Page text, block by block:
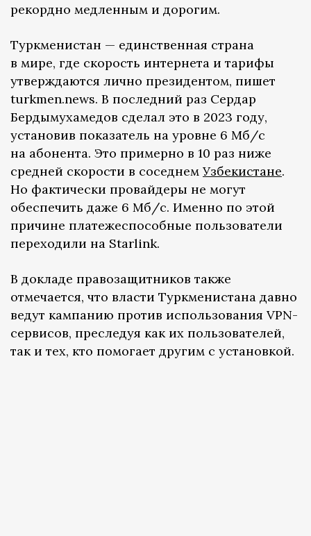
рекордно медленным и дорогим.
Туркменистан — единственная страна
в мире, где скорость интернета и тарифы
утверждаются лично президентом, пишет
turkmen.news. В последний раз Сердар
Бердымухамедов сделал это в 2023 году,
установив показатель на уровне 6 Мб/с
на абонента. Это примерно в 10 раз ниже
средней скорости в соседнем Узбекистане.
Но фактически провайдеры не могут
обеспечить даже 6 Мб/с. Именно по этой
причине платежеспособные пользователи
переходили на Starlink.
В докладе правозащитников также
отмечается, что власти Туркменистана давно
ведут кампанию против использования VPN-
сервисов, преследуя как их пользователей,
так и тех, кто помогает другим с установкой.